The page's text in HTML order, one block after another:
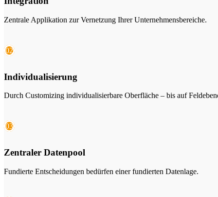
Zentrale Applikation zur Vernetzung Ihrer Unternehmensbereiche.
02
Individualisierung
Durch Customizing individualisierbare Oberfläche – bis auf
03
Zentraler Datenpool
Fundierte Entscheidungen bedürfen einer fundierten Datenlage.